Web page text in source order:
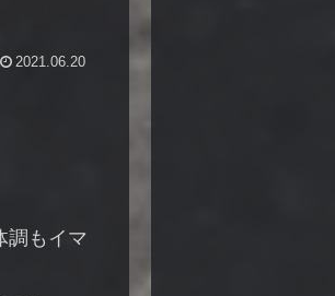
2021.06.20
調もイマ